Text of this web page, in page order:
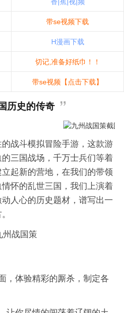
带se视频下载
H漫画下载
切记,准备好纸巾！！
带se视频【点击下载】
历史的传奇
战斗模拟冒险手游，这款游
三国战场，千万士兵们等着
起新的营地，在我们的带领
怀的乱世三国，我们上演着
人心的历史题材，谱写出一
，体验精彩的厮杀，制定各